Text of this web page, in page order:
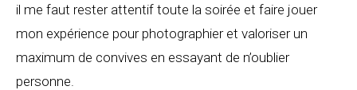
il me faut rester attentif toute la soirée et faire jouer
mon expérience pour photographier et valoriser un
maximum de convives en essayant de n’oublier
personne.